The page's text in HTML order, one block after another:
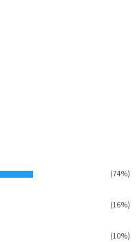
(74%)
(16%)
(10%)